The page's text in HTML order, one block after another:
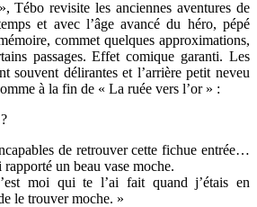
Tébo revisite les anciennes aventures de
et avec l’âge avancé du héro, pépé
commet quelques approximations,
passages. Effet comique garanti. Les
souvent délirantes et l’arrière petit neveu
à la fin de « La ruée vers l’or » :
de retrouver cette fichue entrée…
un beau vase moche.
moi qui te l’ai fait quand j’étais en
le trouver moche. »